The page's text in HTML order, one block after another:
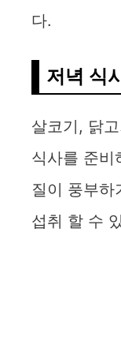
다.
저녁 식
살코기, 닭
식사를 준비
질이 풍부
섭취 할 수